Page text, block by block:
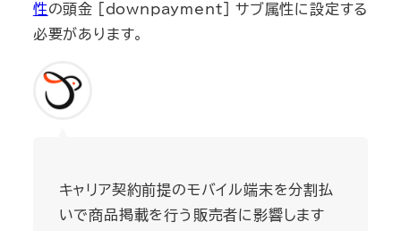
性の頭金 [downpayment] サブ属性に設定する
必要があります。
キャリア契約前提のモバイル端末を分割払
いで商品掲載を行う販売者に影響します